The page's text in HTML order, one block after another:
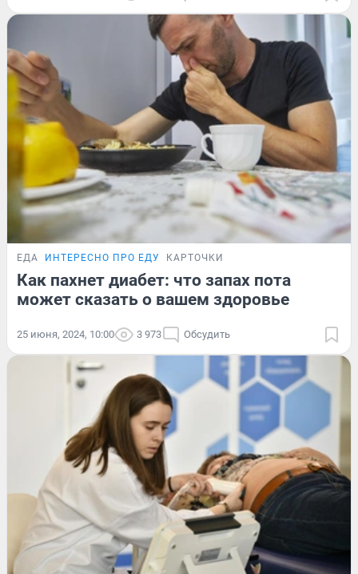
ЕДА ИНТЕРЕСНО ПРО ЕДУ КАРТОЧКИ
Как пахнет диабет: что запах пота
может сказать о вашем здоровье
25 июня, 2024, 10:00 3 973 Обсудить